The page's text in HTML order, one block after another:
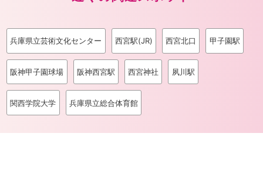
兵庫県立芸術文化センター 西宮駅(JR) 西宮北口 甲子園駅
阪神甲子園球場 阪神西宮駅 西宮神社 夙川駅
関西学院大学 兵庫県立総合体育館